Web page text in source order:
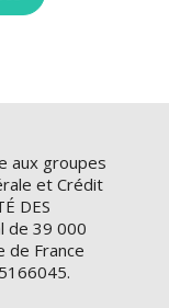
aux groupes
et Crédit
DES
de 39 000
de France